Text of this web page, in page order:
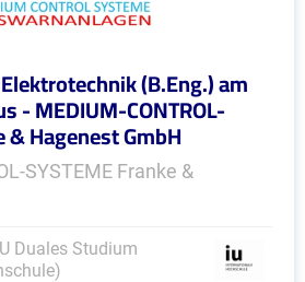
(B.Eng.) am
- MEDIUM-CONTROL-
& Hagenest GmbH
SYSTEME Franke &
Duales Studium